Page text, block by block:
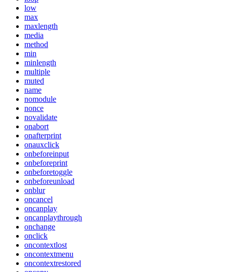
low
max
maxlength
media
method
min
minlength
multiple
muted
name
nomodule
nonce
novalidate
onabort
onafterprint
onauxclick
onbeforeinput
onbeforeprint
onbeforetoggle
onbeforeunload
onblur
oncancel
oncanplay
oncanplaythrough
onchange
onclick
oncontextlost
oncontextmenu
oncontextrestored